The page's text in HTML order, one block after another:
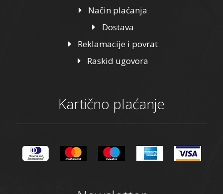
Način plaćanja
Dostava
Reklamacije i povrat
Raskid ugovora
Kartično plaćanje